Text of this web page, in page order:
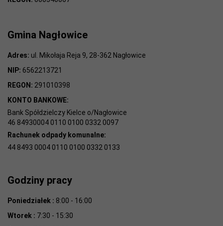
Gmina Nagłowice
Adres: ul. Mikołaja Reja 9, 28-362 Nagłowice
NIP: 6562213721
REGON: 291010398
KONTO BANKOWE:
Bank Spółdzielczy Kielce o/Nagłowice
46 84930004 0110 0100 0332 0097
Rachunek odpady komunalne:
44 8493 0004 0110 0100 0332 0133
Godziny pracy
Poniedziałek : 8:00 - 16:00
Wtorek : 7:30 - 15:30